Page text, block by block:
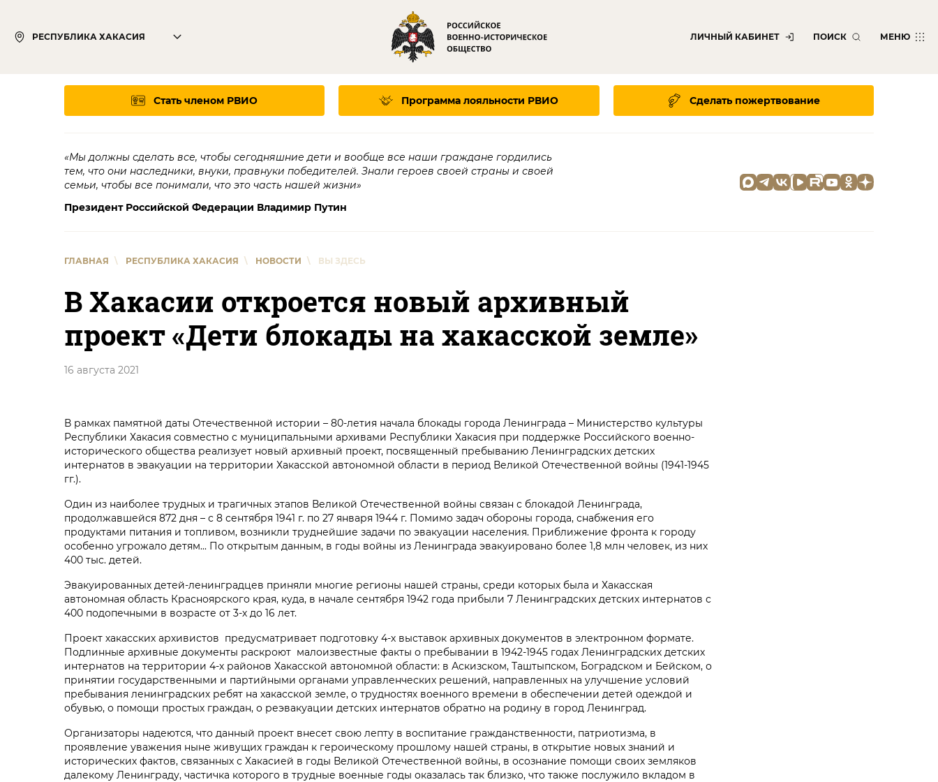
РЕСПУБЛИКА ХАКАСИЯ ЛИЧНЫЙ КАБИНЕТ ПОИСК МЕНЮ
Стать членом РВИО Программа лояльности РВИО Сделать пожертвование
«Мы должны сделать все, чтобы сегодняшние дети и вообще все наши граждане гордились
тем, что они наследники, внуки, правнуки победителей. Знали героев своей страны и своей
семьи, чтобы все понимали, что это часть нашей жизни»
Президент Российской Федерации Владимир Путин
ГЛАВНАЯ \ РЕСПУБЛИКА ХАКАСИЯ \ НОВОСТИ \ ВЫ ЗДЕСЬ
В Хакасии откроется новый архивный
проект «Дети блокады на хакасской земле»
16 августа 2021
В рамках памятной даты Отечественной истории – 80-летия начала блокады города Ленинграда – Министерство культуры
Республики Хакасия совместно с муниципальными архивами Республики Хакасия при поддержке Российского военно-
исторического общества реализует новый архивный проект, посвященный пребыванию Ленинградских детских
интернатов в эвакуации на территории Хакасской автономной области в период Великой Отечественной войны (1941-1945
гг.).
Один из наиболее трудных и трагичных этапов Великой Отечественной войны связан с блокадой Ленинграда,
продолжавшейся 872 дня – с 8 сентября 1941 г. по 27 января 1944 г. Помимо задач обороны города, снабжения его
продуктами питания и топливом, возникли труднейшие задачи по эвакуации населения. Приближение фронта к городу
особенно угрожало детям... По открытым данным, в годы войны из Ленинграда эвакуировано более 1,8 млн человек, из них
400 тыс. детей.
Эвакуированных детей-ленинградцев приняли многие регионы нашей страны, среди которых была и Хакасская
автономная область Красноярского края, куда, в начале сентября 1942 года прибыли 7 Ленинградских детских интернатов с
400 подопечными в возрасте от 3-х до 16 лет.
Проект хакасских архивистов предусматривает подготовку 4-х выставок архивных документов в электронном формате.
Подлинные архивные документы раскроют малоизвестные факты о пребывании в 1942-1945 годах Ленинградских детских
интернатов на территории 4-х районов Хакасской автономной области: в Аскизском, Таштыпском, Боградском и Бейском, о
принятии государственными и партийными органами управленческих решений, направленных на улучшение условий
пребывания ленинградских ребят на хакасской земле, о трудностях военного времени в обеспечении детей одеждой и
обувью, о помощи простых граждан, о реэвакуации детских интернатов обратно на родину в город Ленинград.
Организаторы надеются, что данный проект внесет свою лепту в воспитание гражданственности, патриотизма, в
проявление уважения ныне живущих граждан к героическому прошлому нашей страны, в открытие новых знаний и
исторических фактов, связанных с Хакасией в годы Великой Отечественной войны, в осознание помощи своих земляков
далекому Ленинграду, частичка которого в трудные военные годы оказалась так близко, что также послужило вкладом в